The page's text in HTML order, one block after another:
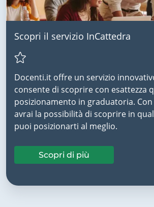
Scopri il servizio InCattedra
Docenti.it offre un servizio
consente di scoprire con esattezza
posizionamento in graduatoria.
avrai la possibilità di scoprire in
puoi posizionarti al meglio.
Scopri di più